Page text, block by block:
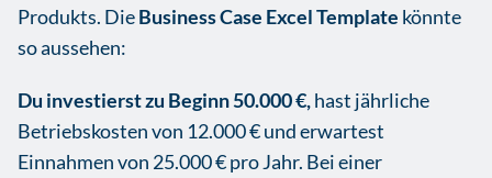
Produkts. DieBusiness Case Excel Template könnte
so aussehen:
Du investierst zu Beginn 50.000 €,hast jährliche
Betriebskosten von 12.000 € und erwartest
Einnahmen von 25.000 € pro Jahr. Bei einer